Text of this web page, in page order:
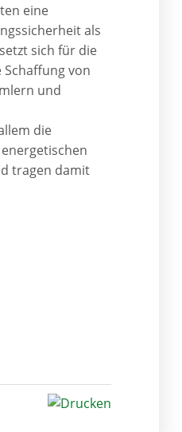
eine
als
sich für die
von
und
die
tragen damit